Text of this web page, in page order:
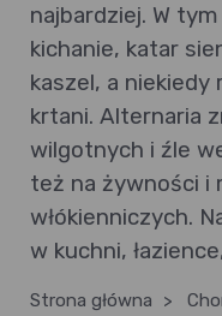
najbardziej. W
kichanie, katar
kaszel, a
krtani. Alternaria
wilgotnych i źle
też na żywności i
włókienniczych.
w kuchni,
Strona główna >